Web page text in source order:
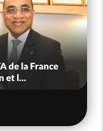
de la France
et l...